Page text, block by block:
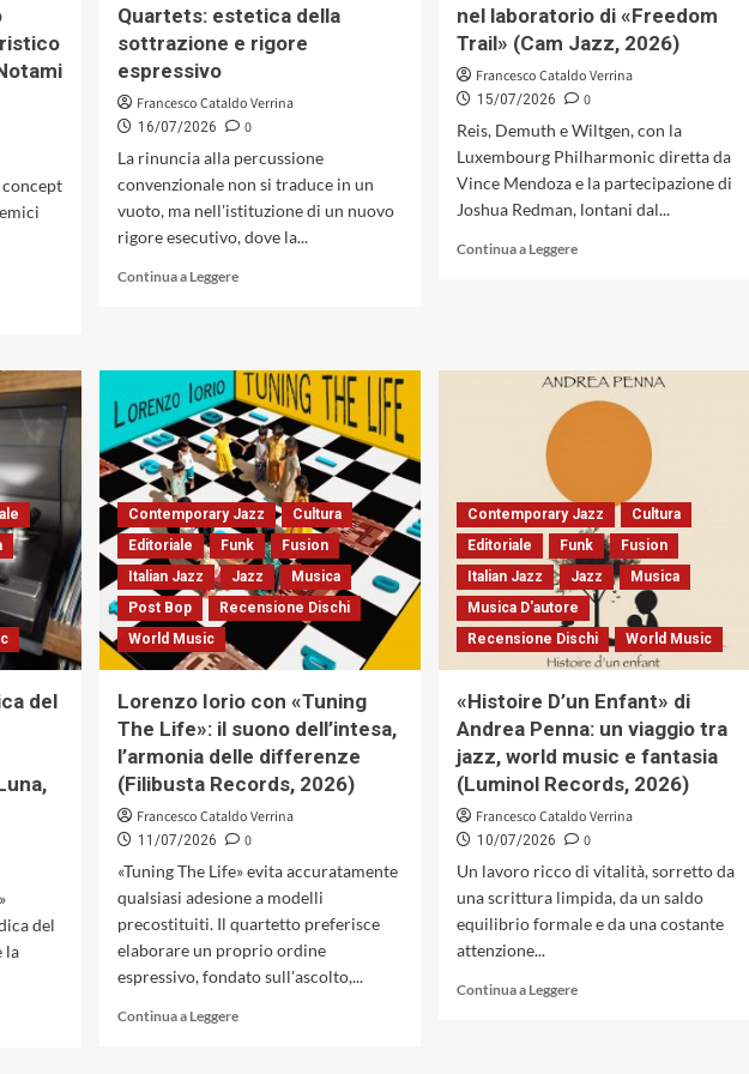
(Artesuono,
2026)
rigore
compositivo
Circle
Music,
2026)
concept
Quartets: estetica della
sottrazione e rigore
espressivo
Francesco Cataldo Verrina
16/07/2026
0
La rinuncia alla percussione
convenzionale non si traduce in un
vuoto, ma nell'istituzione di un nuovo
rigore esecutivo, dove la...
Continua a LeggereLeggi
Lost
Drummer»
di
Bob
Salmieri
Duets,
Trios
&
Quartets:
estetica
della
sottrazione
e
espressivo
nel laboratorio di «Freedom
Trail» (Cam Jazz, 2026)
Francesco Cataldo Verrina
15/07/2026
0
Reis, Demuth e Wiltgen, con la
Luxembourg Philharmonic diretta da
Vince Mendoza e la partecipazione di
Joshua Redman, lontani dal...
Continua a LeggereLeggi
il
dialogo
laboratorio
di
«Freedom
Trail»
(Cam
Jazz,
2026)
del
del
la
Contemporary Jazz
Cultura
Editoriale
Funk
Fusion
Italian Jazz
Jazz
Musica
Post Bop
Recensione Dischi
World Music
Lorenzo Iorio con «Tuning
The Life»: il suono dell’intesa,
l’armonia delle differenze
(Filibusta Records, 2026)
Francesco Cataldo Verrina
11/07/2026
0
«Tuning The Life» evita accuratamente
qualsiasi adesione a modelli
precostituiti. Il quartetto preferisce
elaborare un proprio ordine
espressivo, fondato sull'ascolto,...
Continua a LeggereLeggi
Contemporary Jazz
Cultura
Editoriale
Funk
Fusion
Italian Jazz
Jazz
Musica
Musica D'autore
Recensione Dischi
World Music
«Histoire D’un Enfant» di
Andrea Penna: un viaggio tra
jazz, world music e fantasia
(Luminol Records, 2026)
Francesco Cataldo Verrina
10/07/2026
0
Un lavoro ricco di vitalità, sorretto da
una scrittura limpida, da un saldo
equilibrio formale e da una costante
attenzione...
Continua a LeggereLeggi